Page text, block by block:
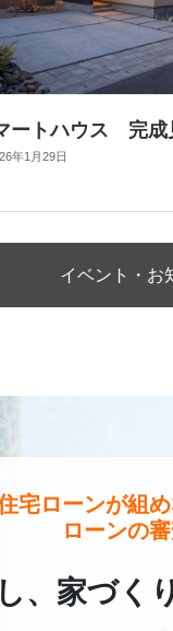
ートハウス 完成
年1月29日
イベント・お
宅ローンが組
ローンの
、家づく